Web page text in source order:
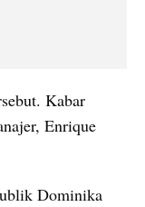
Kabar
Enrique
Dominika